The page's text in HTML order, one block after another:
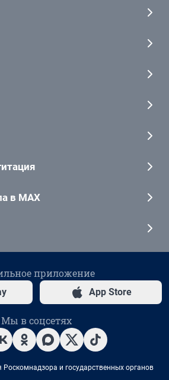
в MAX
приложение
App Store
Мы в соцсетях
и государственных органов